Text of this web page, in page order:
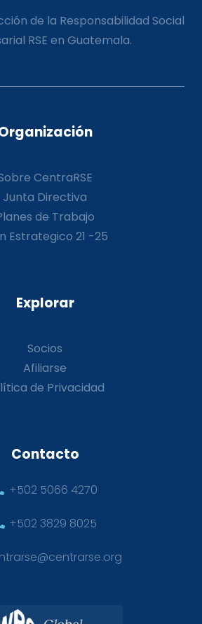
de la Responsabilidad Social
RSE en Guatemala.
CentraRSE
Junta Directiva
de Trabajo
Estrategico 21 -25
Explorar
Socios
Afiliarse
de Privacidad
Contacto
+502 5066 4270
+502 3829 8025